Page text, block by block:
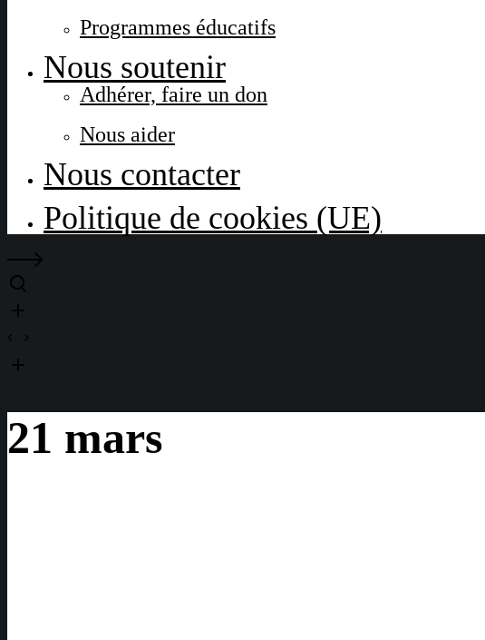
Programmes éducatifs
Nous soutenir
Adhérer, faire un don
Nous aider
Nous contacter
Politique de cookies (UE)
21 mars